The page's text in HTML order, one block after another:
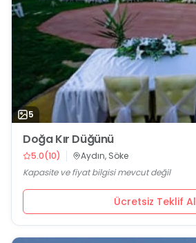
5
Doğa Kır Düğünü
5.0(10)
Aydın, Söke
Kapasite ve fiyat bilgisi mevcut değil
Ücretsiz Teklif Al